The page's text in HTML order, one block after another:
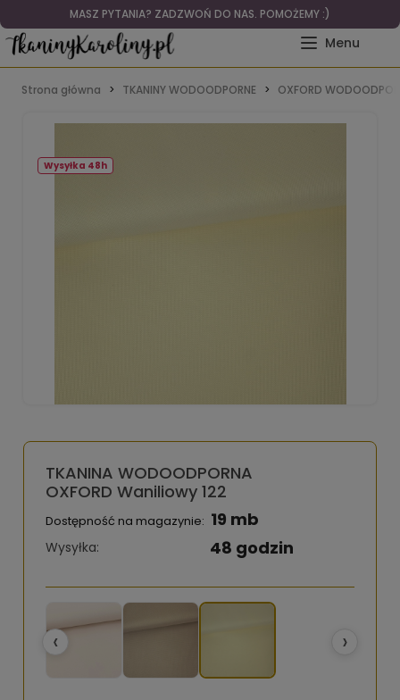
MASZ PYTANIA? ZADZWOŃ DO NAS. POMOŻEMY :)
Strona główna TKANINY WODOODPORNE OXFORD
Wysyłka 48h
TKANINA WODOODPORNA
OXFORD Waniliowy 122
Dostępność na magazynie: 19 mb
Wysyłka: 48 godzin
‹ ›